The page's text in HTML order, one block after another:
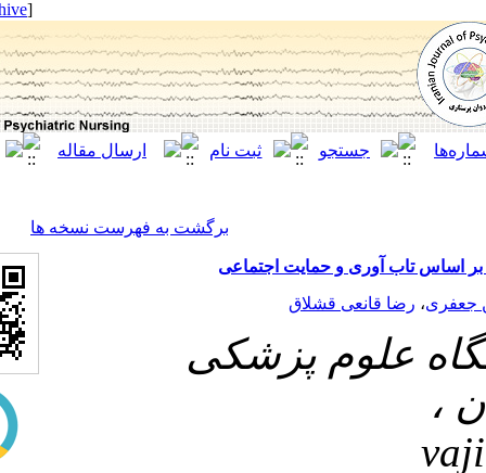
[ English ]
برگشت به فهرست نسخه ها
و حمایت اجتماعی
قشلاق
پزشکی